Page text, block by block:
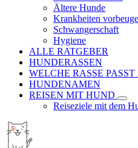
Ältere Hunde
Krankheiten
Schwangerschaft
Hygiene
ALLE RATGEBER
HUNDERASSEN
WELCHE RASSE
HUNDENAMEN
REISEN MIT HUND
Reiseziele mit dem